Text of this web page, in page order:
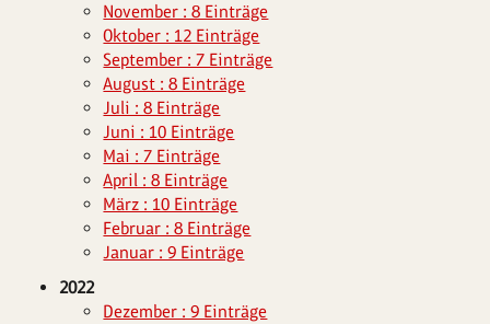
November : 8 Einträge
Oktober : 12 Einträge
September : 7 Einträge
August : 8 Einträge
Juli : 8 Einträge
Juni : 10 Einträge
Mai : 7 Einträge
April : 8 Einträge
März : 10 Einträge
Februar : 8 Einträge
Januar : 9 Einträge
2022
Dezember : 9 Einträge